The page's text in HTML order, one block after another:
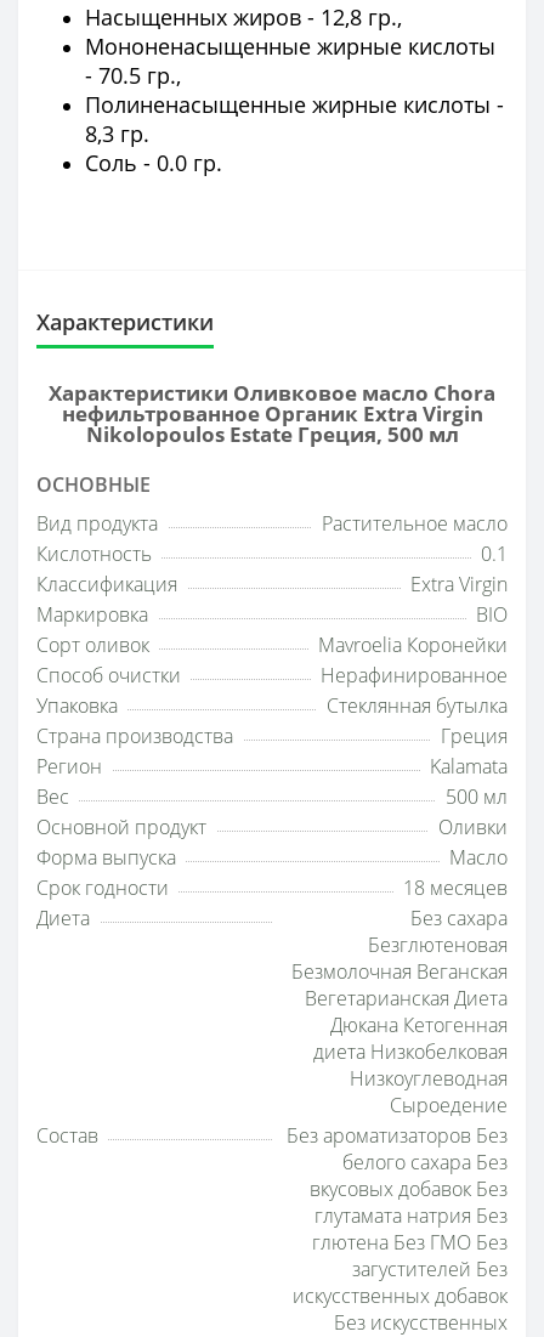
Насыщенных жиров - 12,8 гр.,
Мононенасыщенные жирные кислоты
- 70.5 гр.,
Полиненасыщенные жирные кислоты -
8,3 гр.
Соль - 0.0 гр.
Характеристики
Характеристики Оливковое масло Chora
нефильтрованное Органик Extra Virgin
Nikolopoulos Estate Греция, 500 мл
ОСНОВНЫЕ
Вид продукта
Растительное масло
Кислотность
0.1
Классификация
Extra Virgin
Маркировка
BIO
Сорт оливок
Mavroelia Коронейки
Способ очистки
Нерафинированное
Упаковка
Стеклянная бутылка
Страна производства
Греция
Регион
Kalamata
Вес
500 мл
Основной продукт
Оливки
Форма выпуска
Масло
Срок годности
18 месяцев
Диета
Без сахара
Безглютеновая
Безмолочная Веганская
Вегетарианская Диета
Дюкана Кетогенная
диета Низкобелковая
Низкоуглеводная
Сыроедение
Состав
Без ароматизаторов Без
белого сахара Без
вкусовых добавок Без
глутамата натрия Без
глютена Без ГМО Без
загустителей Без
искусственных добавок
Без искусственных